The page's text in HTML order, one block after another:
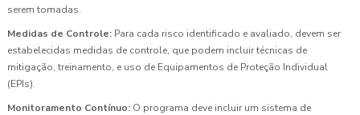
serem tomadas.
Medidas de Controle: Para cada risco identificado e avaliado, devem ser
estabelecidas medidas de controle, que podem incluir técnicas de
mitigação, treinamento, e uso de Equipamentos de Proteção Individual
(EPIs).
Monitoramento Contínuo: O programa deve incluir um sistema de